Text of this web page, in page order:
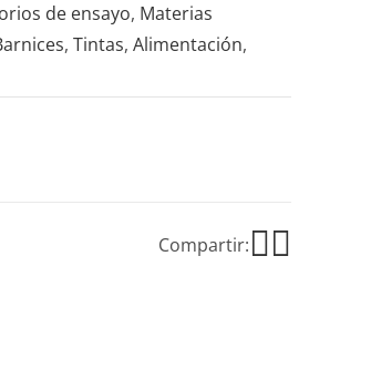
de ensayo, Materias
, Tintas, Alimentación,
Compartir: